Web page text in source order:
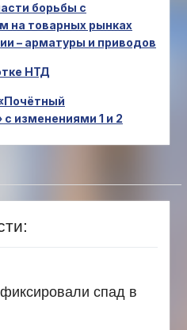
борьбы с
на товарных рынках
– арматуры и приводов
НТД
изменениями 1 и 2
спад в